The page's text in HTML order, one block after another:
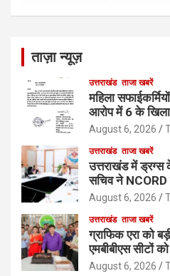
ताज़ा न्यूज़
उत्तराखंड ताजा खबरें
महिला
आरोप में 6 के
August 6, 2026
उत्तराखंड ताजा खबरें
उत्तराखंड में
सचिव ने NCORD
August 6, 2026
उत्तराखंड ताजा खबरें
ग्राफिक एरा को
एमबीबीएस सीटों
August 6, 2026